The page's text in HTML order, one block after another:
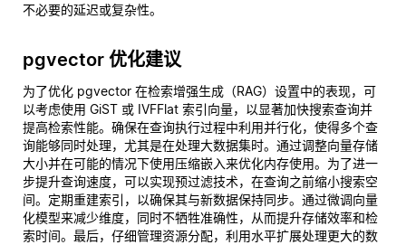
不必要的延迟或复杂性。
pgvector 优化建议
为了优化 pgvector 在检索增强生成（RAG）设置中的表现，可
以考虑使用 GiST 或 IVFFlat 索引向量，以显著加快搜索查询并
提高检索性能。确保在查询执行过程中利用并行化，使得多个查
询能够同时处理，尤其是在处理大数据集时。通过调整向量存储
大小并在可能的情况下使用压缩嵌入来优化内存使用。为了进一
步提升查询速度，可以实现预过滤技术，在查询之前缩小搜索空
间。定期重建索引，以确保其与新数据保持同步。通过微调向量
化模型来减少维度，同时不牺牲准确性，从而提升存储效率和检
索时间。最后，仔细管理资源分配，利用水平扩展处理更大的数